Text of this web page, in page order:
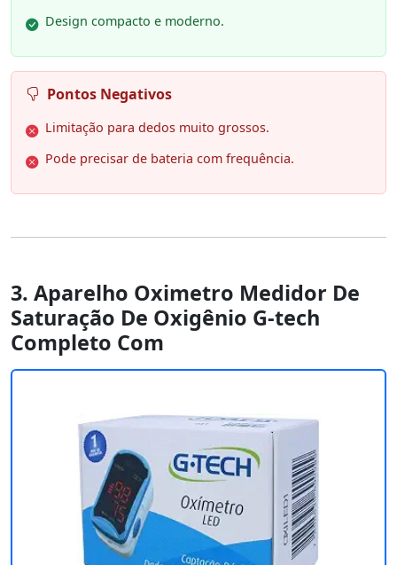
Design compacto e moderno.
Pontos Negativos
Limitação para dedos muito grossos.
Pode precisar de bateria com frequência.
3. Aparelho Oximetro Medidor De
Saturação De Oxigênio G-tech
Completo Com